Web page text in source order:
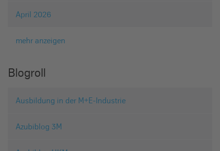
April 2026
mehr anzeigen
Blogroll
Ausbildung in der M+E-Industrie
Azubiblog 3M